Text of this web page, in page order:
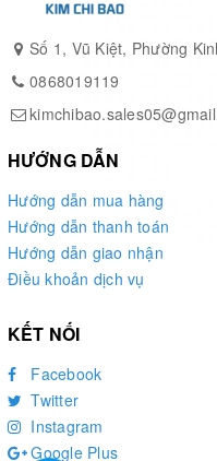
Số 1, Vũ Kiệt, Phường
0868019119
HƯỚNG DẪN
Hướng dẫn mua hàng
Hướng dẫn thanh toán
Hướng dẫn giao nhận
Điều khoản dịch vụ
KẾT NỐI
Facebook
Twitter
Instagram
Google Plus